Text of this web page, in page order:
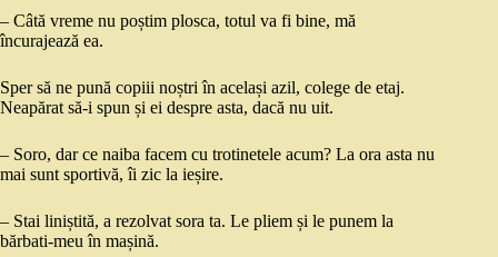
– Câtă vreme nu poștim plosca, totul va fi bine, mă
încurajează ea.
Sper să ne pună copiii noștri în același azil, colege de etaj.
Neapărat să-i spun și ei despre asta, dacă nu uit.
– Soro, dar ce naiba facem cu trotinetele acum? La ora asta nu
mai sunt sportivă, îi zic la ieșire.
– Stai liniștită, a rezolvat sora ta. Le pliem și le punem la
bărbati-meu în mașină.